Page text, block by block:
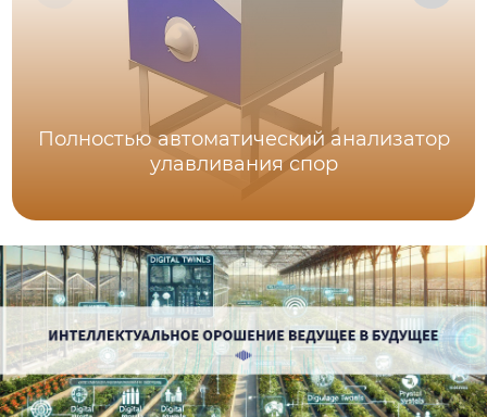
Полностью автоматический анализатор
улавливания спор